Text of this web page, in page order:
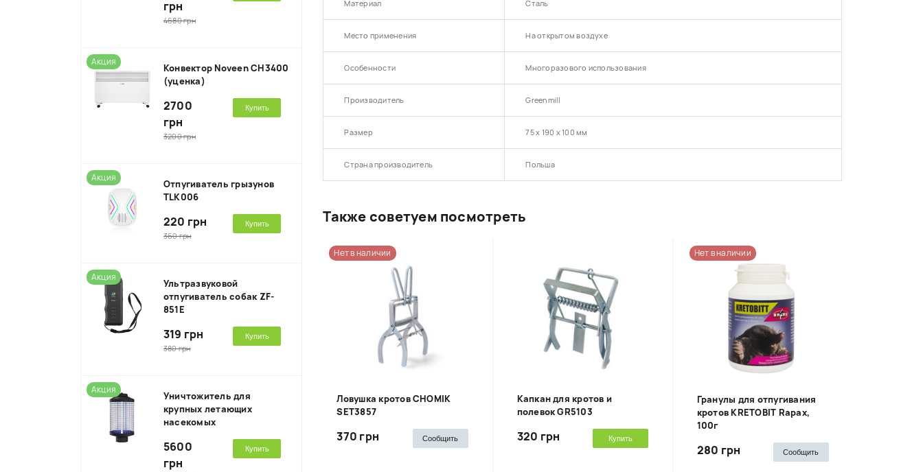
грн
4680 грн
Акция
Конвектор Noveen CH3400
(уценка)
2700
грн
3200 грн
Купить
Акция
Отпугиватель грызунов
TLK006
220 грн
360 грн
Купить
Акция
Ультразвуковой
отпугиватель собак ZF-
851E
319 грн
380 грн
Купить
Акция
Уничтожитель для
крупных летающих
насекомых
5600
грн
Купить
Материал Сталь
Место применения На открытом воздухе
Особенности Многоразового использования
Производитель Greenmill
Размер 75 х 190 х 100 мм
Страна производитель Польша
Также советуем посмотреть
Нет в наличии
Ловушка кротов CHOMIK
SET3857
370 грн Сообщить
Капкан для кротов и
полевок GR5103
320 грн Купить
Нет в наличии
Гранулы для отпугивания
кротов KRETOBIT Rapax,
100г
280 грн Сообщить